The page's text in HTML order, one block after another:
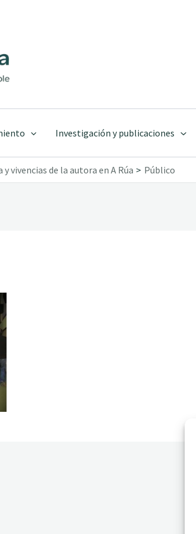
Investigación y publicaciones
vivencias de la autora en A Rúa Público